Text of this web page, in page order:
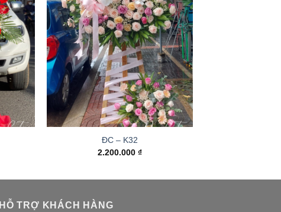
ĐC – K32
2.200.000 ₫
HỖ TRỢ KHÁCH HÀNG